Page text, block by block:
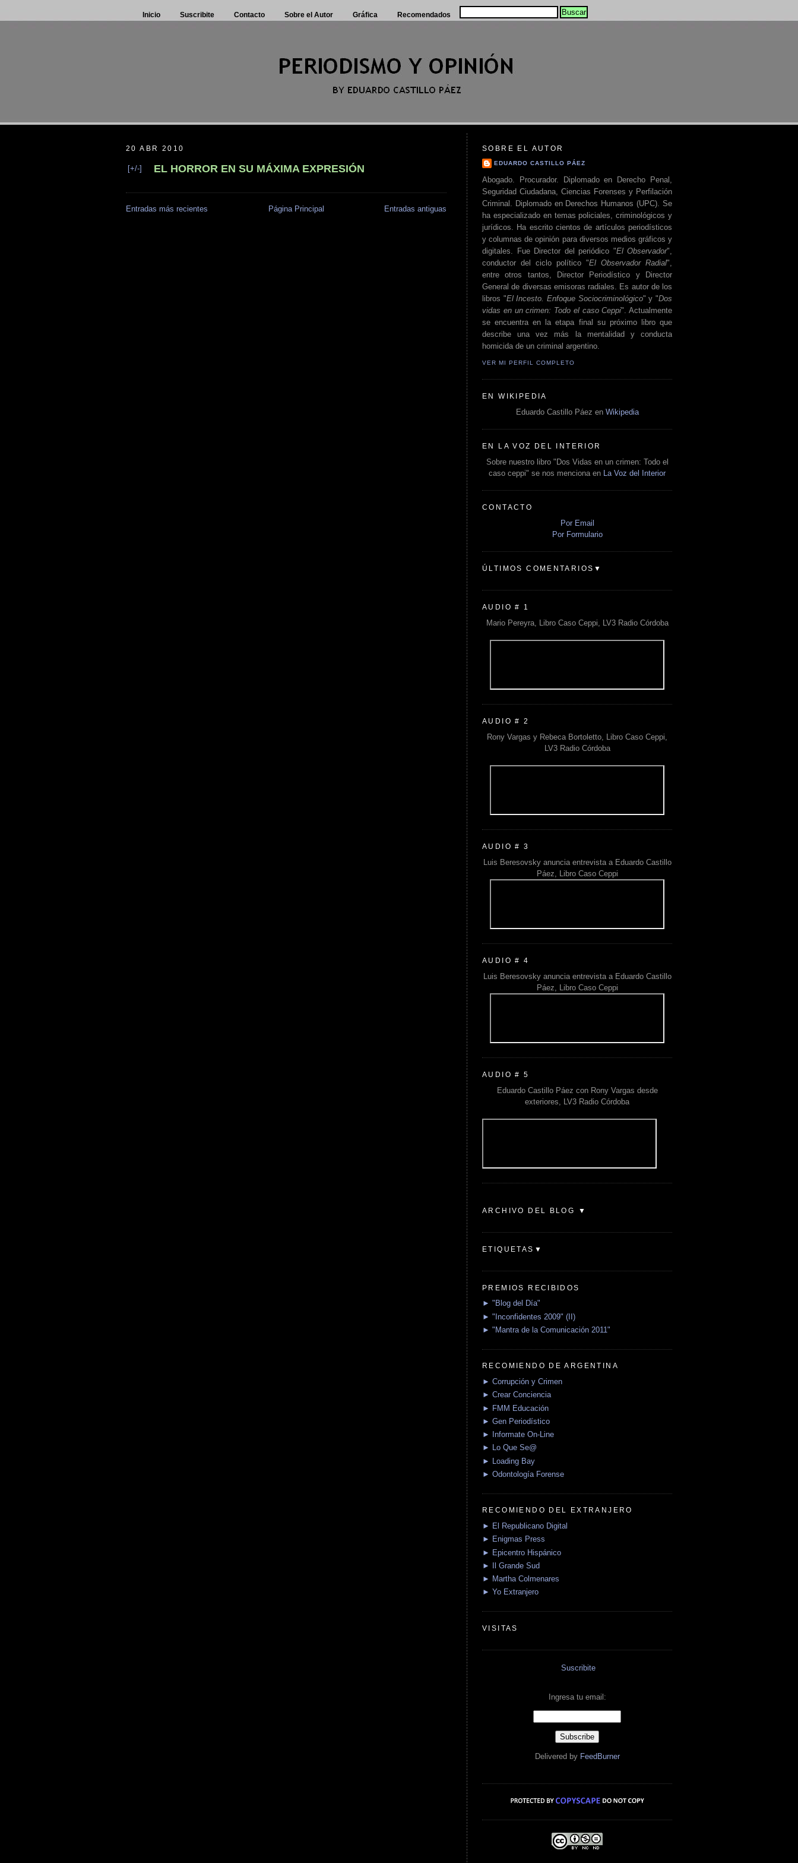
Inicio Suscribite Contacto Sobre el Autor Gráfica Recomendados
20 ABR 2010
[+/-] EL HORROR EN SU MÁXIMA EXPRESIÓN
Entradas más recientes Entradas antiguas
Página Principal
SOBRE EL AUTOR
EDUARDO CASTILLO PÁEZ
Abogado. Procurador. Diplomado en Derecho Penal,
Seguridad Ciudadana, Ciencias Forenses y Perfilación
Criminal. Diplomado en Derechos Humanos (UPC). Se
ha especializado en temas policiales, criminológicos y
jurídicos. Ha escrito cientos de artículos periodísticos
y columnas de opinión para diversos medios gráficos y
digitales. Fue Director del periódico "El Observador",
conductor del ciclo político "El Observador Radial",
entre otros tantos, Director Periodístico y Director
General de diversas emisoras radiales. Es autor de los
libros "El Incesto. Enfoque Sociocriminológico" y "Dos
vidas en un crimen: Todo el caso Ceppi". Actualmente
se encuentra en la etapa final su próximo libro que
describe una vez más la mentalidad y conducta
homicida de un criminal argentino.
VER MI PERFIL COMPLETO
EN WIKIPEDIA
Eduardo Castillo Páez en Wikipedia
EN LA VOZ DEL INTERIOR
Sobre nuestro libro "Dos Vidas en un crimen: Todo el
caso ceppi" se nos menciona en
La Voz del Interior
CONTACTO
Por Email
Por Formulario
ÚLTIMOS COMENTARIOS▼
AUDIO # 1
Mario Pereyra, Libro Caso Ceppi, LV3 Radio Córdoba
AUDIO # 2
Rony Vargas y Rebeca Bortoletto, Libro Caso Ceppi,
LV3 Radio Córdoba
AUDIO # 3
Luis Beresovsky anuncia entrevista a Eduardo Castillo
Páez, Libro Caso Ceppi
AUDIO # 4
Luis Beresovsky anuncia entrevista a Eduardo Castillo
Páez, Libro Caso Ceppi
AUDIO # 5
Eduardo Castillo Páez con Rony Vargas desde
exteriores, LV3 Radio Córdoba
ARCHIVO DEL BLOG ▼
ETIQUETAS▼
PREMIOS RECIBIDOS
► "Blog del Día"
► "Inconfidentes 2009" (II)
► "Mantra de la Comunicación 2011"
RECOMIENDO DE ARGENTINA
► Corrupción y Crimen
► Crear Conciencia
► FMM Educación
► Gen Periodístico
► Informate On-Line
► Lo Que Se@
► Loading Bay
► Odontología Forense
RECOMIENDO DEL EXTRANJERO
► El Republicano Digital
► Enigmas Press
► Epicentro Hispánico
► Il Grande Sud
► Martha Colmenares
► Yo Extranjero
VISITAS
Suscribite
Ingresa tu email:
Delivered by FeedBurner